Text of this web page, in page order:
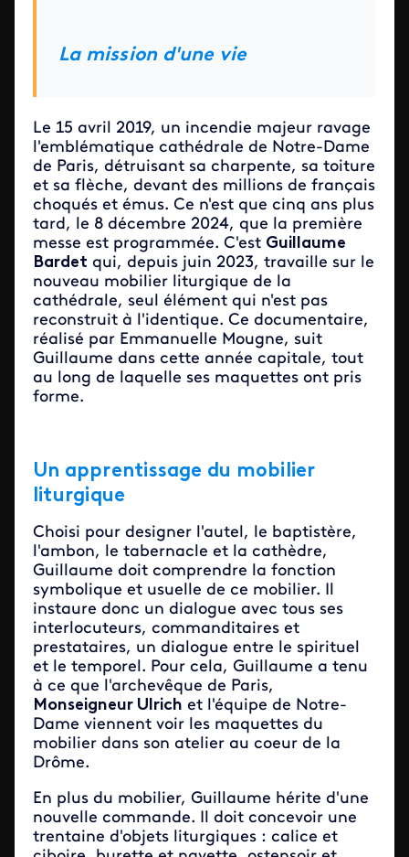
La mission d'une vie
Le 15 avril 2019, un incendie majeur ravage
l'emblématique cathédrale de Notre-Dame
de Paris, détruisant sa charpente, sa toiture
et sa flèche, devant des millions de français
choqués et émus. Ce n'est que cinq ans plus
tard, le 8 décembre 2024, que la première
messe est programmée. C'est Guillaume
Bardet qui, depuis juin 2023, travaille sur le
nouveau mobilier liturgique de la
cathédrale, seul élément qui n'est pas
reconstruit à l'identique. Ce documentaire,
réalisé par Emmanuelle Mougne, suit
Guillaume dans cette année capitale, tout
au long de laquelle ses maquettes ont pris
forme.
Un apprentissage du mobilier
liturgique
Choisi pour designer l'autel, le baptistère,
l'ambon, le tabernacle et la cathèdre,
Guillaume doit comprendre la fonction
symbolique et usuelle de ce mobilier. Il
instaure donc un dialogue avec tous ses
interlocuteurs, commanditaires et
prestataires, un dialogue entre le spirituel
et le temporel. Pour cela, Guillaume a tenu
à ce que l'archevêque de Paris,
Monseigneur Ulrich et l'équipe de Notre-
Dame viennent voir les maquettes du
mobilier dans son atelier au coeur de la
Drôme.
En plus du mobilier, Guillaume hérite d'une
nouvelle commande. Il doit concevoir une
trentaine d'objets liturgiques : calice et